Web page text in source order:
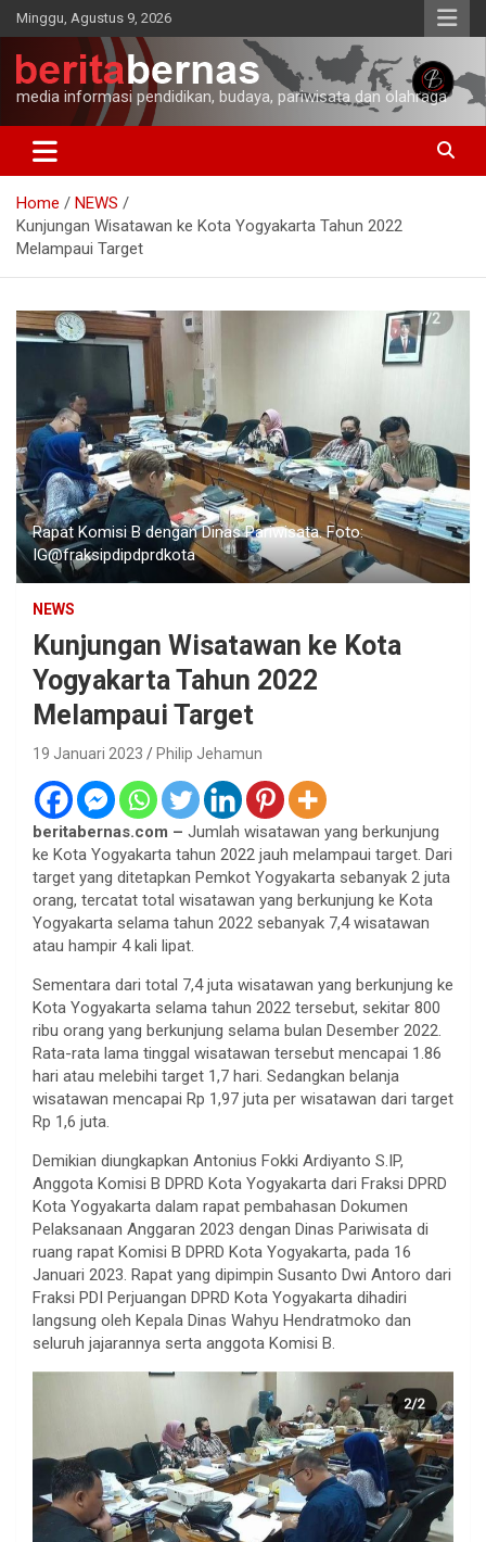
Skip
to
content
Minggu, Agustus 9, 2026
media informasi pendidikan, budaya, pariwisata dan olahraga
Home
NEWS
Kunjungan Wisatawan ke Kota Yogyakarta Tahun 2022
Melampaui Target
Rapat Komisi B dengan Dinas Pariwisata. Foto:
IG@fraksipdipdprdkota
NEWS
Kunjungan Wisatawan ke Kota
Yogyakarta Tahun 2022
Melampaui Target
19 Januari 2023 Philip Jehamun
beritabernas.com – Jumlah wisatawan yang berkunjung
ke Kota Yogyakarta tahun 2022 jauh melampaui target. Dari
target yang ditetapkan Pemkot Yogyakarta sebanyak 2 juta
orang, tercatat total wisatawan yang berkunjung ke Kota
Yogyakarta selama tahun 2022 sebanyak 7,4 wisatawan
atau hampir 4 kali lipat.
Sementara dari total 7,4 juta wisatawan yang berkunjung ke
Kota Yogyakarta selama tahun 2022 tersebut, sekitar 800
ribu orang yang berkunjung selama bulan Desember 2022.
Rata-rata lama tinggal wisatawan tersebut mencapai 1.86
hari atau melebihi target 1,7 hari. Sedangkan belanja
wisatawan mencapai Rp 1,97 juta per wisatawan dari target
Rp 1,6 juta.
Demikian diungkapkan Antonius Fokki Ardiyanto S.IP,
Anggota Komisi B DPRD Kota Yogyakarta dari Fraksi DPRD
Kota Yogyakarta dalam rapat pembahasan Dokumen
Pelaksanaan Anggaran 2023 dengan Dinas Pariwisata di
ruang rapat Komisi B DPRD Kota Yogyakarta, pada 16
Januari 2023. Rapat yang dipimpin Susanto Dwi Antoro dari
Fraksi PDI Perjuangan DPRD Kota Yogyakarta dihadiri
langsung oleh Kepala Dinas Wahyu Hendratmoko dan
seluruh jajarannya serta anggota Komisi B.